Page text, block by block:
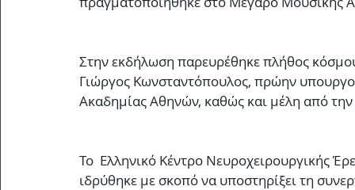
Στην εκδήλωση παρευρέθηκε πλήθος
Γιώργος Κωνσταντόπουλος, πρώην
Ακαδημίας Αθηνών, καθώς και μέλη από την
Το  Ελληνικό Κέντρο Νευροχειρουργικής
ιδρύθηκε με σκοπό να υποστηρίξει τη